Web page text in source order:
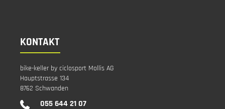
KONTAKT
bike-keller by ciclosport Mollis AG
Hauptstrasse 134
8762 Schwanden
055 644 21 07